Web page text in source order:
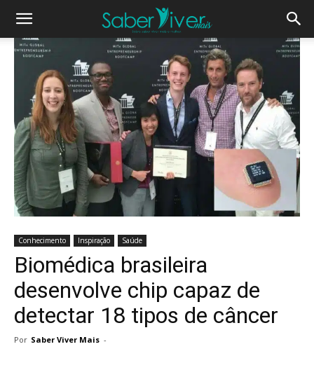
Conhecimento Inspiração Saúde
Biomédica brasileira
desenvolve chip capaz de
detectar 18 tipos de câncer
Por Saber Viver Mais -